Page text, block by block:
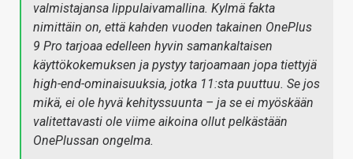
valmistajansa lippulaivamallina. Kylmä fakta
nimittäin on, että kahden vuoden takainen OnePlus
9 Pro tarjoaa edelleen hyvin samankaltaisen
käyttökokemuksen ja pystyy tarjoamaan jopa tiettyjä
high-end-ominaisuuksia, jotka 11:sta puuttuu. Se jos
mikä, ei ole hyvä kehityssuunta – ja se ei myöskään
valitettavasti ole viime aikoina ollut pelkästään
OnePlussan ongelma.